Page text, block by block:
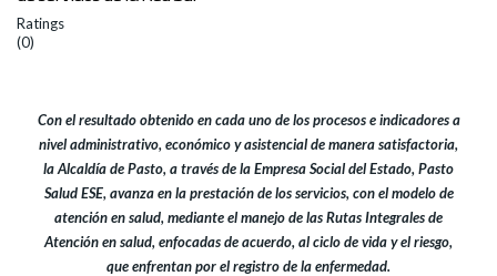
Ratings
(0)
Con el resultado obtenido en cada uno de los procesos e indicadores a
nivel administrativo, económico y asistencial de manera satisfactoria,
la Alcaldía de Pasto, a través de la Empresa Social del Estado, Pasto
Salud ESE, avanza en la prestación de los servicios, con el modelo de
atención en salud, mediante el manejo de las Rutas Integrales de
Atención en salud, enfocadas de acuerdo, al ciclo de vida y el riesgo,
que enfrentan por el registro de la enfermedad.